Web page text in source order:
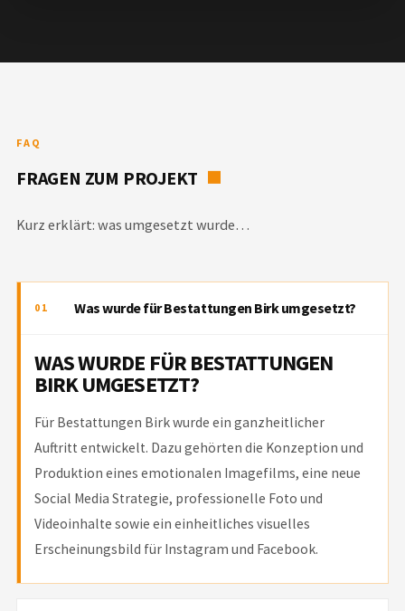
FAQ
FRAGEN ZUM PROJEKT
Kurz erklärt: was umgesetzt wurde…
01 Was wurde für Bestattungen Birk umgesetzt?
WAS WURDE FÜR BESTATTUNGEN
BIRK UMGESETZT?
Für Bestattungen Birk wurde ein ganzheitlicher
Auftritt entwickelt. Dazu gehörten die Konzeption und
Produktion eines emotionalen Imagefilms, eine neue
Social Media Strategie, professionelle Foto und
Videoinhalte sowie ein einheitliches visuelles
Erscheinungsbild für Instagram und Facebook.